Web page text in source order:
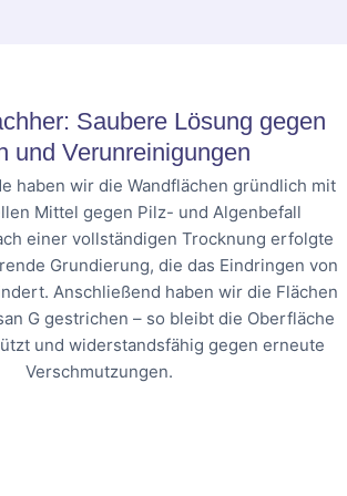
Saubere Lösung gegen
und Verunreinigungen
haben wir die Wandflächen gründlich mit
Mittel gegen Pilz- und Algenbefall
einer vollständigen Trocknung erfolgte
Grundierung, die das Eindringen von
Anschließend haben wir die Flächen
G gestrichen – so bleibt die Oberfläche
und widerstandsfähig gegen erneute
Verschmutzungen.